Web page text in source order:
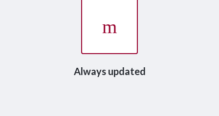
Always updated